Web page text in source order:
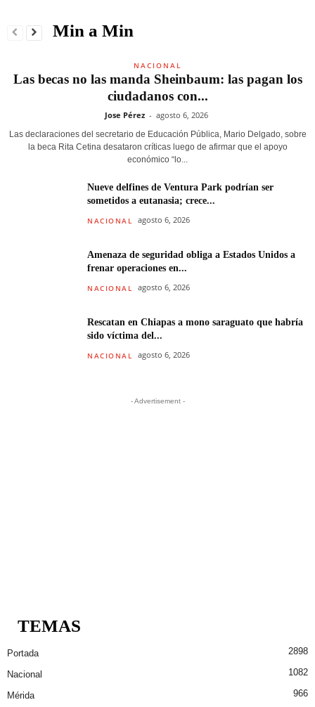
Min a Min
NACIONAL
Las becas no las manda Sheinbaum: las pagan los
ciudadanos con...
Jose Pérez - agosto 6, 2026
Las declaraciones del secretario de Educación Pública, Mario Delgado, sobre
la beca Rita Cetina desataron críticas luego de afirmar que el apoyo
económico “lo...
Nueve delfines de Ventura Park podrían ser
sometidos a eutanasia; crece...
NACIONAL agosto 6, 2026
Amenaza de seguridad obliga a Estados Unidos a
frenar operaciones en...
NACIONAL agosto 6, 2026
Rescatan en Chiapas a mono saraguato que habría
sido víctima del...
NACIONAL agosto 6, 2026
- Advertisement -
TEMAS
Portada 2898
Nacional 1082
Mérida 966